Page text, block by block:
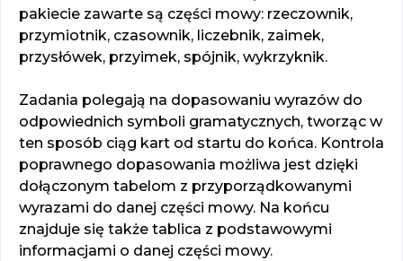
pakiecie zawarte są części mowy: rzeczownik,
przymiotnik, czasownik, liczebnik, zaimek,
przysłówek, przyimek, spójnik, wykrzyknik.
Zadania polegają na dopasowaniu wyrazów do
odpowiednich symboli gramatycznych, tworząc w
ten sposób ciąg kart od startu do końca. Kontrola
poprawnego dopasowania możliwa jest dzięki
dołączonym tabelom z przyporządkowanymi
wyrazami do danej części mowy. Na końcu
znajduje się także tablica z podstawowymi
informacjami o danej części mowy.